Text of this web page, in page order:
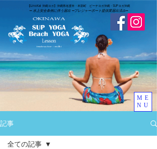
​【LinoKai 沖縄ヨガ】沖縄県名護市・本部町 ビーチヨガ沖縄・SUPヨガ沖縄
➖ 水上安全条例に伴う届出 ➖​プレジャーボート提供業届出済み➖
ME
NU
記事
全ての記事